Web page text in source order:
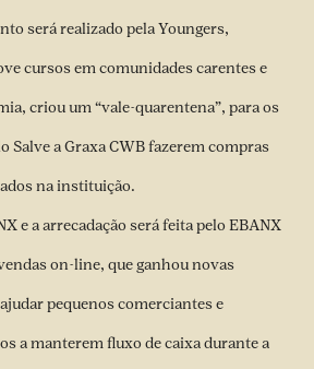
será realizado pela Youngers,
cursos em comunidades carentes e
criou um “vale-quarentena”, para os
Salve a Graxa CWB fazerem compras
na instituição.
e a arrecadação será feita pelo EBANX
on-line, que ganhou novas
pequenos comerciantes e
a manterem fluxo de caixa durante a